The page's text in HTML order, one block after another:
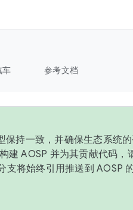
车 参考文档
持一致，并确保生态系统
建 AOSP 并为其贡献代码，
支将始终引用推送到 AOSP